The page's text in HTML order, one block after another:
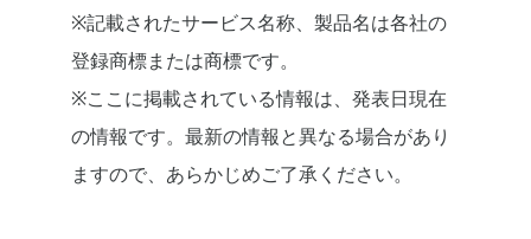
※記載されたサービス名称、製品名は各社の
登録商標または商標です。
※ここに掲載されている情報は、発表日現在
の情報です。最新の情報と異なる場合があり
ますので、あらかじめご了承ください。